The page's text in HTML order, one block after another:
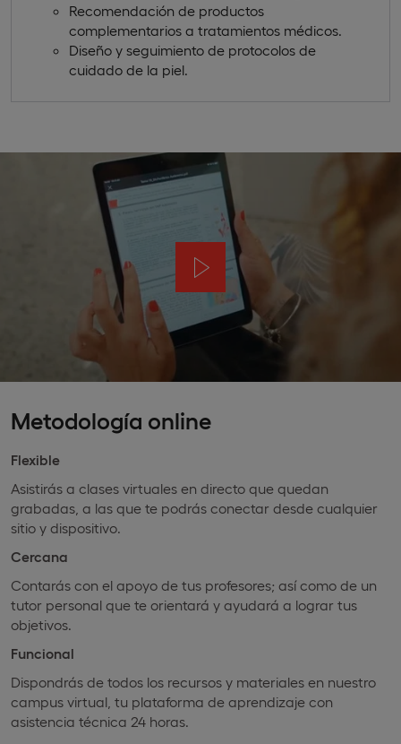
Recomendación de productos
complementarios a tratamientos médicos.
Diseño y seguimiento de protocolos de
cuidado de la piel.
Metodología online
Flexible
Asistirás a clases virtuales en directo que quedan
grabadas, a las que te podrás conectar desde cualquier
sitio y dispositivo.
Cercana
Contarás con el apoyo de tus profesores; así como de un
tutor personal que te orientará y ayudará a lograr tus
objetivos.
Funcional
Dispondrás de todos los recursos y materiales en nuestro
campus virtual, tu plataforma de aprendizaje con
asistencia técnica 24 horas.